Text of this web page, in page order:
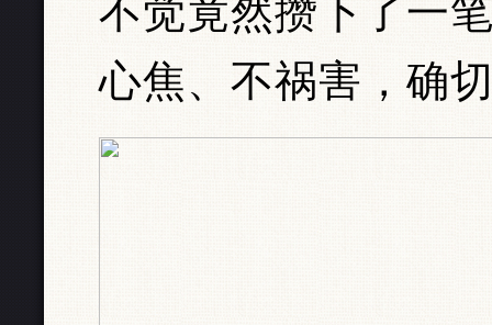
不觉竟然攒下了一
心焦、不祸害，确